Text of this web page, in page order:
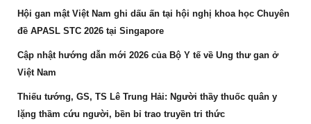
Hội gan mật Việt Nam ghi dấu ấn tại hội nghị khoa học Chuyên
đề APASL STC 2026 tại Singapore
Cập nhật hướng dẫn mới 2026 của Bộ Y tế về Ung thư gan ở
Việt Nam
Thiếu tướng, GS, TS Lê Trung Hải: Người thầy thuốc quân y
lặng thầm cứu người, bền bỉ trao truyền tri thức